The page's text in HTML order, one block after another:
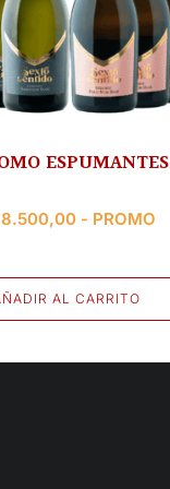
ESPUMANTES
8.500,00 - PROMO
AL CARRITO